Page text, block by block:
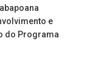
e
do Programa